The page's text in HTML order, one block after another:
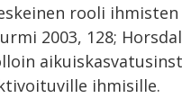
rooli
2003, 128;
ihmisille.